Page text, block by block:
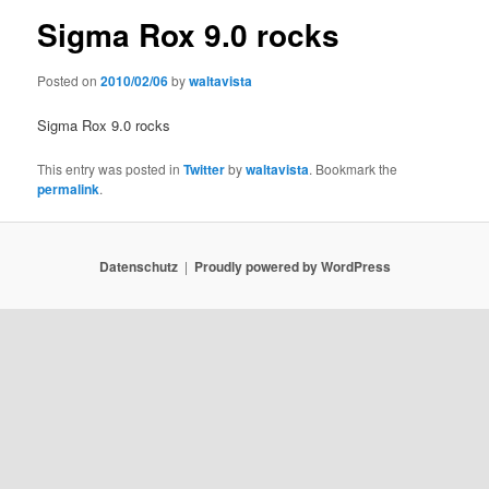
Sigma Rox 9.0 rocks
Posted on2010/02/06bywaltavista
Sigma Rox 9.0 rocks
This entry was posted inTwitterbywaltavista. Bookmark the
permalink.
Datenschutz Proudly powered by WordPress